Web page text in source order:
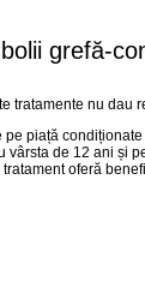
grefă-
tratamente nu dau
piață
de 12 ani și
oferă